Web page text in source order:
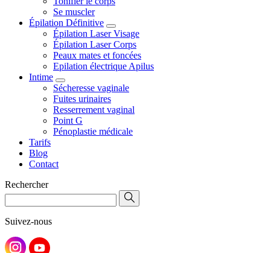
Se muscler
Épilation Définitive
Épilation Laser Visage
Épilation Laser Corps
Peaux mates et foncées
Epilation électrique Apilus
Intime
Sécheresse vaginale
Fuites urinaires
Resserrement vaginal
Point G
Pénoplastie médicale
Tarifs
Blog
Contact
Rechercher
Suivez-nous